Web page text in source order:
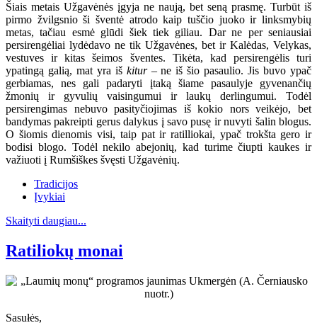
Šiais metais Užgavėnės įgyja ne naują, bet seną prasmę. Turbūt iš
pirmo žvilgsnio ši šventė atrodo kaip tuščio juoko ir linksmybių
metas, tačiau esmė glūdi šiek tiek giliau. Dar ne per seniausiai
persirengėliai lydėdavo ne tik Užgavėnes, bet ir Kalėdas, Velykas,
vestuves ir kitas šeimos šventes. Tikėta, kad persirengėlis turi
ypatingą galią, mat yra iš kitur– ne iš šio pasaulio. Jis buvo ypač
gerbiamas, nes gali padaryti įtaką šiame pasaulyje gyvenančių
žmonių ir gyvulių vaisingumui ir laukų derlingumui. Todėl
persirengimas nebuvo pasityčiojimas iš kokio nors veikėjo, bet
bandymas pakreipti gerus dalykus į savo pusę ir nuvyti šalin blogus.
O šiomis dienomis visi, taip pat ir ratilliokai, ypač trokšta gero ir
bodisi blogo. Todėl nekilo abejonių, kad turime čiupti kaukes ir
važiuoti į Rumšiškes švęsti Užgavėnių.
Tradicijos
Įvykiai
Skaityti daugiau...
Ratiliokų monai
Sasułės,